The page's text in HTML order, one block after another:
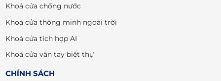
Khoá cửa chống nước
Khoá cửa thông minh ngoài trời
Khoá cửa tích hợp AI
Khoá cửa vân tay biệt thự
CHÍNH SÁCH